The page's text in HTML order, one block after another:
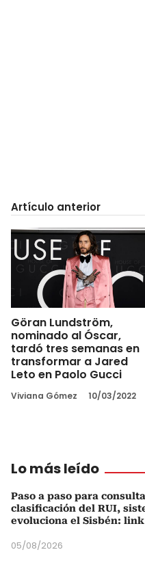
Artículo anterior
Göran Lundström,
nominado al Óscar,
tardó tres semanas en
transformar a Jared
Leto en Paolo Gucci
Viviana Gómez 10/03/2022
Lo más leído
Paso a paso para
clasificación del RUI,
evoluciona el Sisbén:
05/08/2026